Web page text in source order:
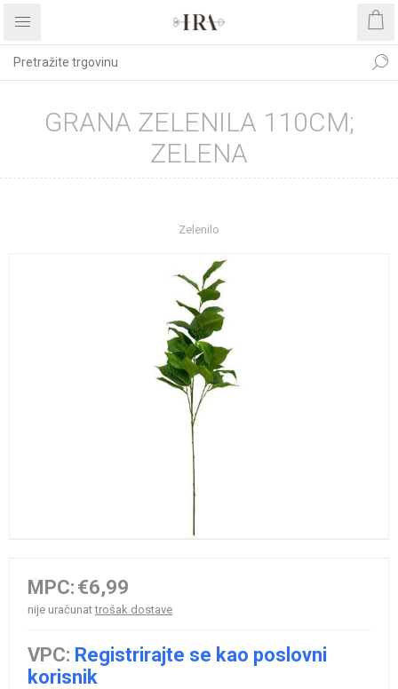
GRANA ZELENILA 110CM;
ZELENA
Zelenilo
MPC: €6,99
nije uračunattrošak dostave
VPC: Registrirajte se kao poslovni
korisnik